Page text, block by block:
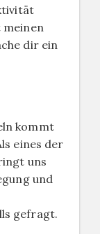
meinen
dir ein
kommt
eines der
uns
und
gefragt.